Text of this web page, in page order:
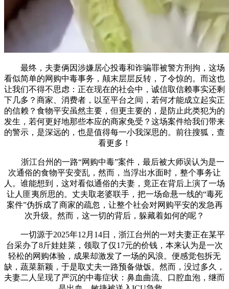
最终，夫妻俩因涉嫌居心投毒和诈骗罪被警方刑拘，这场
看似简单的网购中毒事务，颠末层层反转，了令惊的。而这也
让我们不得不思虑：正在现在的社会中，诚信取信赖事实还剩
下几多？商家、消费者，以至平台之间，若何才能成立起实正
的信赖？食物平安虽然主要，但更主要的，是防止此类犯为的
发生，若何更好地那些本应的商家免受？这场案件给我们带来
的警示，是深远的，也是值得每一小我深思的。前往搜狐，查
看更多！
浙江台州的一路“网购中毒”案件，最后被大师误认为是一
次通俗的食物平安变乱，然而，当浮出水面时，整个事务让
人。谁能想到，这对看似通俗的夫妻，竟正在背后上演了一场
让人匪夷所思的。丈夫取老婆联手，把一场命悬一线的“毒死
案件”伪拆成了商家的疏忽，让整个社会对网购平安的发急再
次升级。然而，这一切的背后，躲藏着如何的呢？
一切源于2025年12月14日，浙江台州的一对夫妻正在某平
台采办了8斤娃娃菜，领取了仅17元的价钱，本来认为是一次
轻松的网购体验，成果却激发了一场的风浪。便感觉包拆无
缺，蔬菜新颖，于是取丈夫一路预备做饭。然而，没过多久，
夫妻二人呈现了严沉的中毒症状：鼻血曲流、口腔血泡，继而